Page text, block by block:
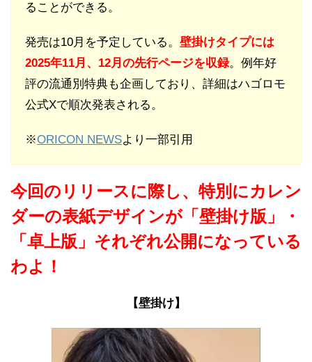
ることができる。
発売は10月を予定している。 壁掛けタイプには
2025年11月、12月の先行ページを収録。例年好
評の流通別特典も企画しており、詳細はハゴロモ
公式Xで順次発表される。
※ORICON NEWSより一部引用
今回のリリースに際し、特別にカレン
ダーの表紙デザインが「壁掛け版」・
「卓上版」それぞれ公開になっている
わよ！
【壁掛け】